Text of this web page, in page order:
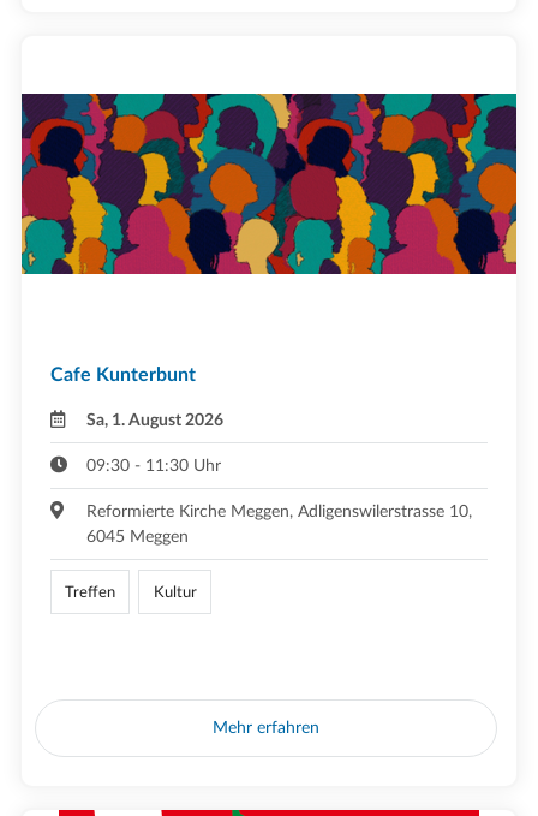
Cafe Kunterbunt
Sa, 1. August 2026
09:30 - 11:30 Uhr
Reformierte Kirche Meggen, Adligenswilerstrasse 10,
6045 Meggen
Treffen Kultur
Mehr erfahren